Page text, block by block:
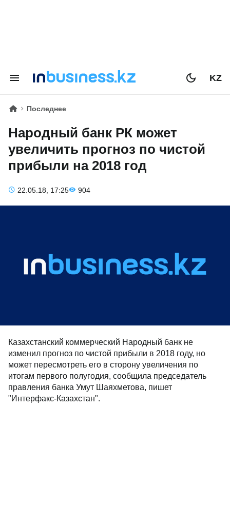
KZ
Последнее
Народный банк РК может
увеличить прогноз по чистой
прибыли на 2018 год
22.05.18, 17:25 904
Казахстанский коммерческий Народный банк не
изменил прогноз по чистой прибыли в 2018 году, но
может пересмотреть его в сторону увеличения по
итогам первого полугодия, сообщила председатель
правления банка Умут Шаяхметова, пишет
"Интерфакс-Казахстан".